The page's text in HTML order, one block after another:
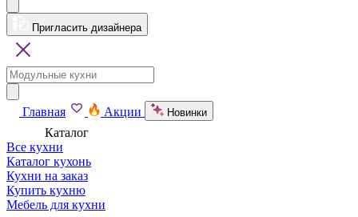
Пригласить дизайнера
Главная Акции Новинки
Каталог
Все кухни
Каталог кухонь
Кухни на заказ
Купить кухню
Мебель для кухни